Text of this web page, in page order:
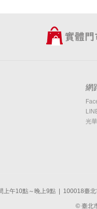
網
光
上午10點～晚上9點 | 100018臺
© 臺北